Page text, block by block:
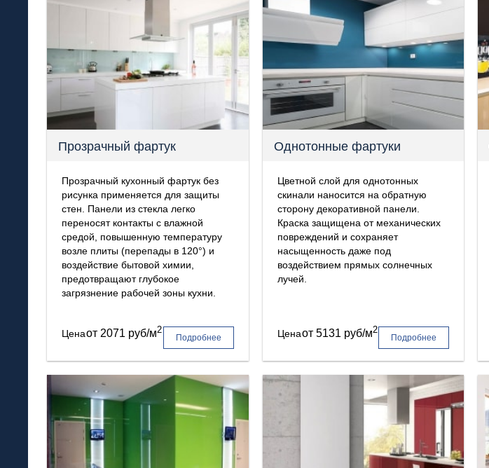
Прозрачный фартук
Прозрачный кухонный фартук без
рисунка применяется для защиты
стен. Панели из стекла легко
переносят контакты с влажной
средой, повышенную температуру
возле плиты (перепады в 120°) и
воздействие бытовой химии,
предотвращают глубокое
загрязнение рабочей зоны кухни.
Ценаот 2071 руб/м2
Подробнее
Однотонные фартуки
Цветной слой для однотонных
скинали наносится на обратную
сторону декоративной панели.
Краска защищена от механических
повреждений и сохраняет
насыщенность даже под
воздействием прямых солнечных
лучей.
Ценаот 5131 руб/м2
Подробнее